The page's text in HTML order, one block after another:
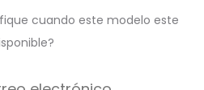
cuando este modelo este